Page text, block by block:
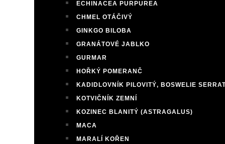
ECHINACEA PURPUREA
CHMEL OTÁČIVÝ
GINKGO BILOBA
GRANÁTOVÉ JABLKO
GURMAR
HOŘKÝ POMERANČ
KADIDLOVNÍK PILOVITÝ, BOSWELIE
KOTVIČNÍK ZEMNÍ
KOZINEC BLANITÝ (ASTRAGALUS)
MACA
MARALÍ KOŘEN